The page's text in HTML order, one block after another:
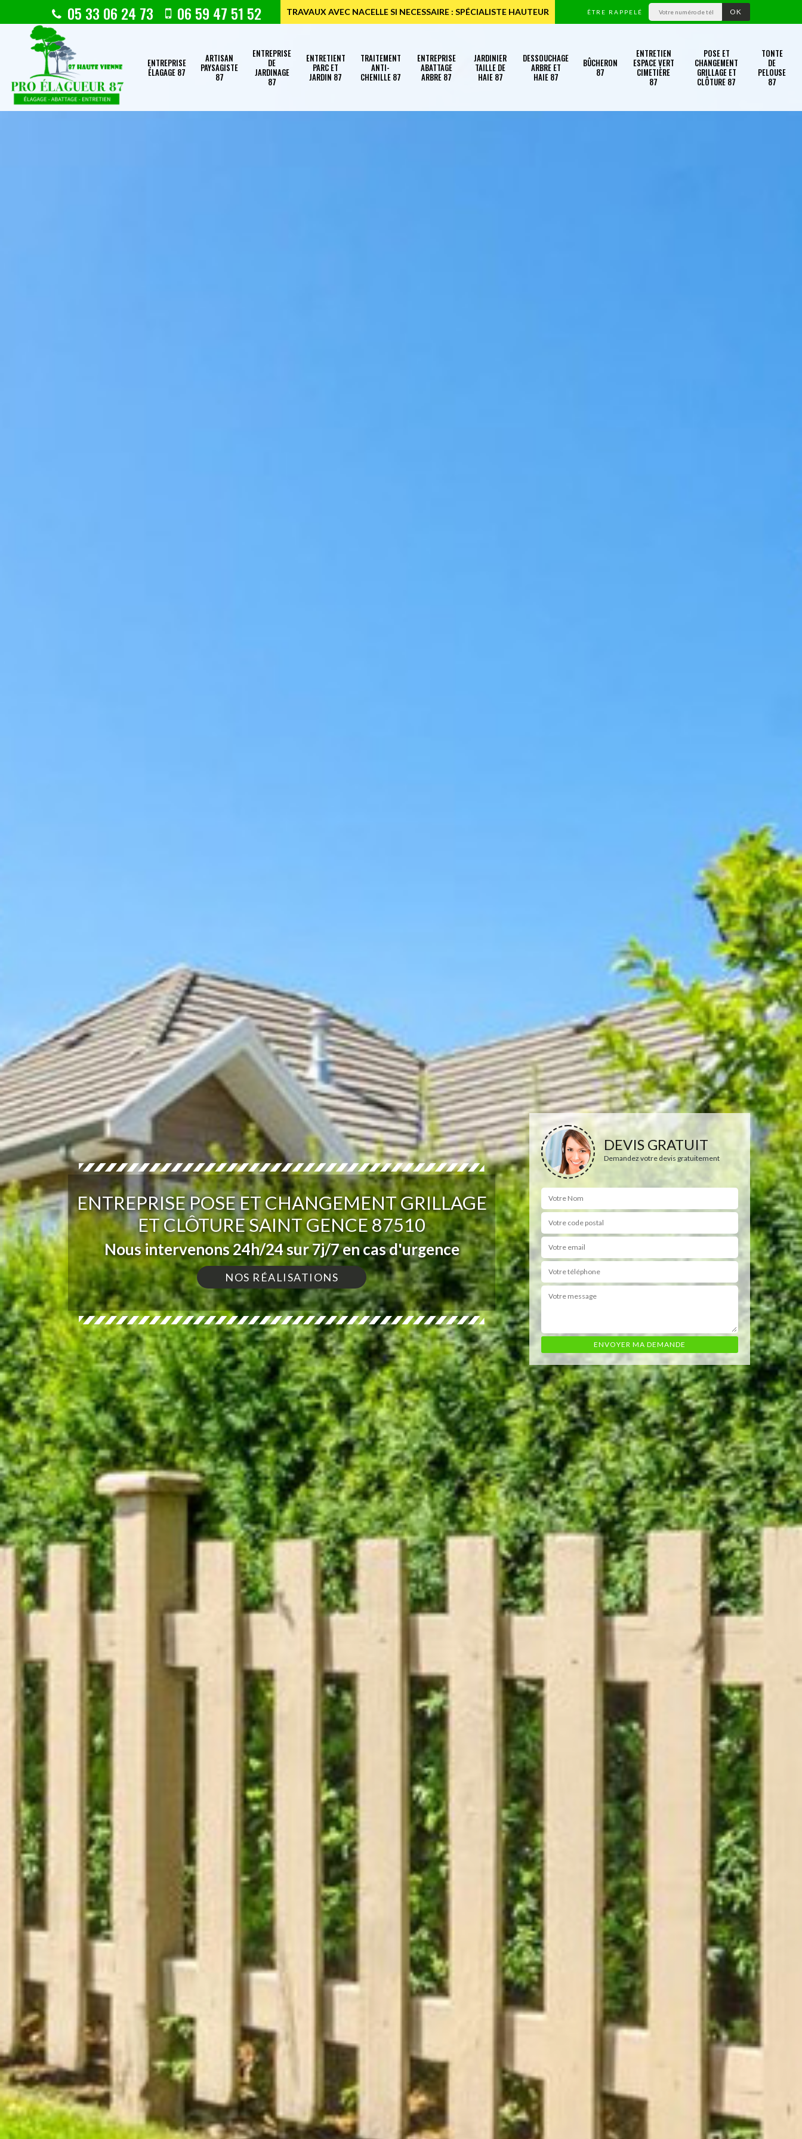
05 33 06 24 73 06 59 47 51 52 TRAVAUX AVEC NACELLE SI NECESSAIRE : SPÉCIALISTE HAUTEUR ÊTRE RAPPELÉ
ENTREPRISE
ÉLAGAGE 87
ARTISAN
PAYSAGISTE
87
ENTREPRISE
DE
JARDINAGE
87
ENTRETIENT
PARC ET
JARDIN 87
TRAITEMENT
ANTI-
CHENILLE 87
ENTREPRISE
ABATTAGE
ARBRE 87
JARDINIER
TAILLE DE
HAIE 87
DESSOUCHAGE
ARBRE ET
HAIE 87
BÛCHERON
87
ENTRETIEN
ESPACE VERT
CIMETIÈRE
87
POSE ET
CHANGEMENT
GRILLAGE ET
CLÔTURE 87
TONTE
DE
PELOUSE
87
ENTREPRISE POSE ET CHANGEMENT GRILLAGE
ET CLÔTURE SAINT GENCE 87510
Nous intervenons 24h/24 sur 7j/7 en cas d'urgence
NOS RÉALISATIONS
DEVIS GRATUIT
Demandez votre devis gratuitement